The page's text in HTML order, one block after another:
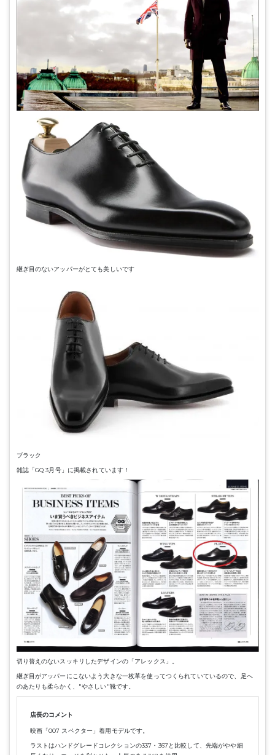
継ぎ目のないアッパーがとても美しいです
ブラック
雑誌「GQ 3月号」に掲載されています！
切り替えのないスッキリしたデザインの「アレックス」。
継ぎ目がアッパーにこないよう大きな一枚革を使ってつくられていているので、足へ
のあたりも柔らかく、"やさしい"靴です。
店長のコメント
映画「007 スペクター」着用モデルです。
ラストはハンドグレードコレクションの337・367と比較して、先端がやや細